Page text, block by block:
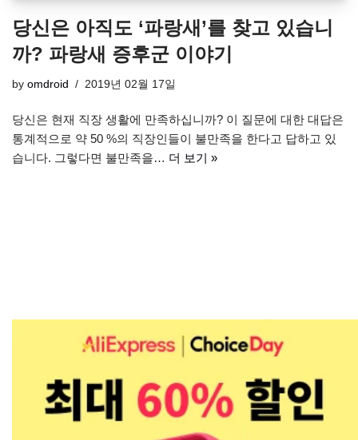
당신은 아직도 ‘파랑새’를 찾고 있습니
까? 파랑새 증후군 이야기
by omdroid 2019년 02월 17일
당신은 현재 직장 생활에 만족하십니까? 이 질문에 대한 대답은
통계적으로 약 50 %의 직장인들이 불만족을 한다고 답하고 있
습니다. 그렇다면 불만족을… 더 보기 »